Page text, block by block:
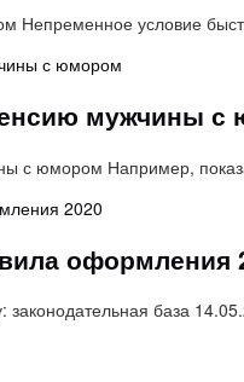
Непременное условие
мужчины с
с юмором Например,
оформления
законодательная база